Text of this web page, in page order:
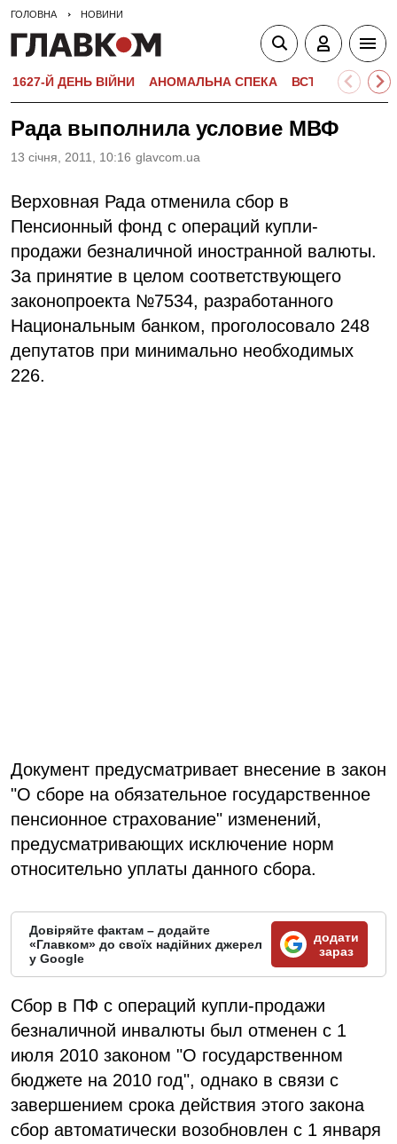
ГОЛОВНА НОВИНИ
1627-Й ДЕНЬ ВІЙНИ АНОМАЛЬНА СПЕКА ВСТУПНА
Рада выполнила условие МВФ
13 сiчня, 2011, 10:16 glavcom.ua
Верховная Рада отменила сбор в
Пенсионный фонд с операций купли-
продажи безналичной иностранной валюты.
За принятие в целом соответствующего
законопроекта №7534, разработанного
Национальным банком, проголосовало 248
депутатов при минимально необходимых
226.
Документ предусматривает внесение в закон
"О сборе на обязательное государственное
пенсионное страхование" изменений,
предусматривающих исключение норм
относительно уплаты данного сбора.
Довіряйте фактам – додайте
«Главком» до своїх надійних джерел
у Google
додати
зараз
Сбор в ПФ с операций купли-продажи
безналичной инвалюты был отменен с 1
июля 2010 законом "О государственном
бюджете на 2010 год", однако в связи с
завершением срока действия этого закона
сбор автоматически возобновлен с 1 января